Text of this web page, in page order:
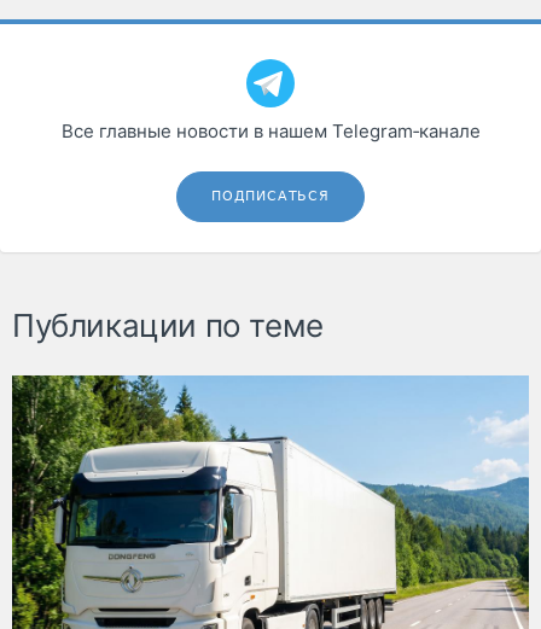
Все главные новости в нашем Telegram‑канале
ПОДПИСАТЬСЯ
Публикации по теме